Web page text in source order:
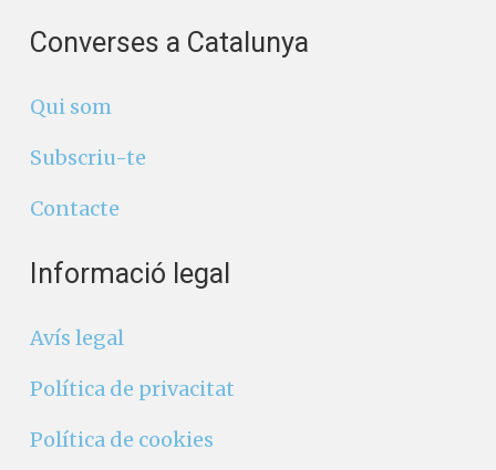
Converses a Catalunya
Qui som
Subscriu-te
Contacte
Informació legal
Avís legal
Política de privacitat
Política de cookies